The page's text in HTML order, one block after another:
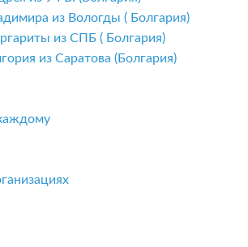
из Вологды ( Болгария)
из СПБ ( Болгария)
из Саратова (Болгария)